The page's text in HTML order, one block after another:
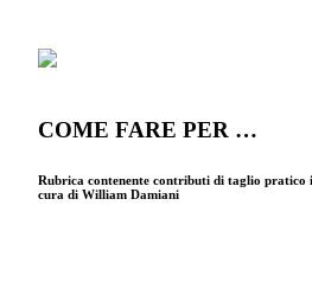
COME FARE PER …
Rubrica contenente contributi di taglio pratico
cura di William Damiani